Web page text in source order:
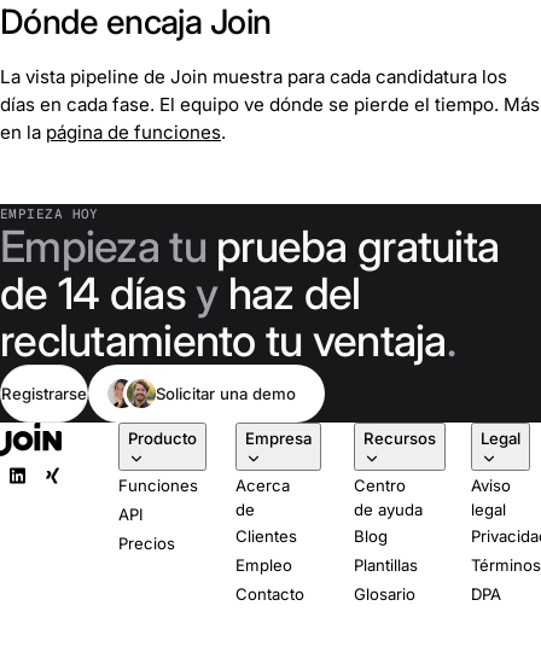
Dónde encaja Join
La vista pipeline de Join muestra para cada candidatura los
días en cada fase. El equipo ve dónde se pierde el tiempo. Más
en la página de funciones.
EMPIEZA HOY
Empieza tu prueba gratuita
de 14 díasy haz del
reclutamiento tu ventaja.
Registrarse Solicitar una demo
Producto
Funciones
API
Precios
Empresa
Acerca
de
Clientes
Empleo
Contacto
Recursos
Centro
de ayuda
Blog
Plantillas
Glosario
Legal
Aviso
legal
Términos
DPA